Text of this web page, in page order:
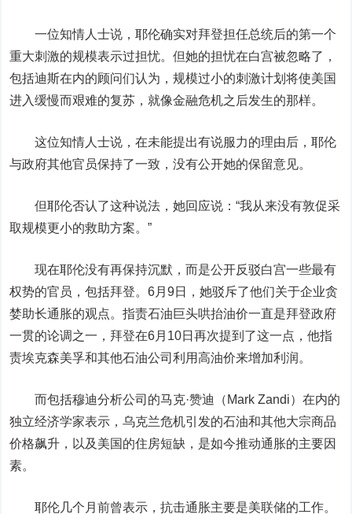
一位知情人士说，耶伦确实对拜登担任总统后的第一个
重大刺激的规模表示过担忧。但她的担忧在白宫被忽略了，
包括迪斯在内的顾问们认为，规模过小的刺激计划将使美国
进入缓慢而艰难的复苏，就像金融危机之后发生的那样。
这位知情人士说，在未能提出有说服力的理由后，耶伦
与政府其他官员保持了一致，没有公开她的保留意见。
但耶伦否认了这种说法，她回应说：“我从来没有敦促采
取规模更小的救助方案。”
现在耶伦没有再保持沉默，而是公开反驳白宫一些最有
权势的官员，包括拜登。6月9日，她驳斥了他们关于企业贪
婪助长通胀的观点。指责石油巨头哄抬油价一直是拜登政府
一贯的论调之一，拜登在6月10日再次提到了这一点，他指
责埃克森美孚和其他石油公司利用高油价来增加利润。
而包括穆迪分析公司的马克·赞迪（Mark Zandi）在内的
独立经济学家表示，乌克兰危机引发的石油和其他大宗商品
价格飙升，以及美国的住房短缺，是如今推动通胀的主要因
素。
耶伦几个月前曾表示，抗击通胀主要是美联储的工作。